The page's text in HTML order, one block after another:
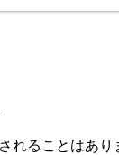
れることはあり